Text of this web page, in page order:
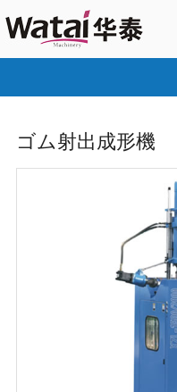
ゴム射出成形機